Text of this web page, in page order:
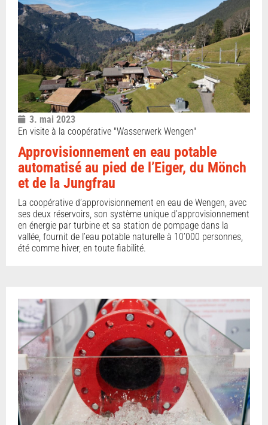
3. mai 2023
En visite à la coopérative "Wasserwerk Wengen"
Approvisionnement en eau potable
automatisé au pied de l’Eiger, du Mönch
et de la Jungfrau
La coopérative d’approvisionnement en eau de Wengen, avec
ses deux réservoirs, son système unique d’approvisionnement
en énergie par turbine et sa station de pompage dans la
vallée, fournit de l’eau potable naturelle à 10’000 personnes,
été comme hiver, en toute fiabilité.